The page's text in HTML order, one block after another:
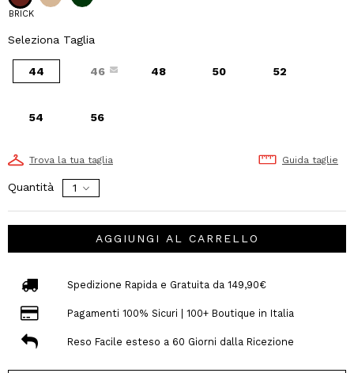
BRICK
Seleziona Taglia
44 46 48 50 52
54 56
Trova la tua taglia Guida taglie
Quantità
AGGIUNGI AL CARRELLO
Spedizione Rapida e Gratuita da 149,90€
Pagamenti 100% Sicuri | 100+ Boutique in Italia
Reso Facile esteso a 60 Giorni dalla Ricezione